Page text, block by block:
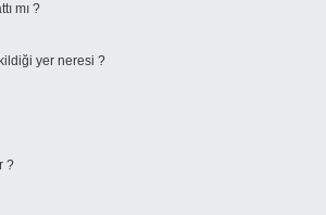
mı ?
yer neresi ?
?